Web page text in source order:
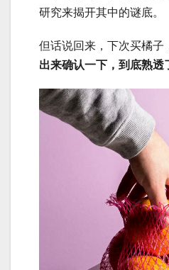
研究来揭开其中的谜底。
但话说回来，下次买橘子
出来确认一下，到底熟透